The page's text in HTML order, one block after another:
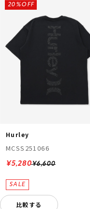
Hurley
MCSS251066
¥6,600
20%OFF
¥5,280
比較する